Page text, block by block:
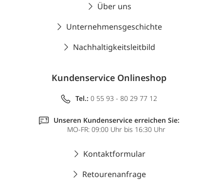
Über uns
Unternehmensgeschichte
Nachhaltigkeitsleitbild
Kundenservice Onlineshop
Tel.: 0 55 93 - 80 29 77 12
Unseren Kundenservice erreichen Sie:
MO-FR: 09:00 Uhr bis 16:30 Uhr
Kontaktformular
Retourenanfrage